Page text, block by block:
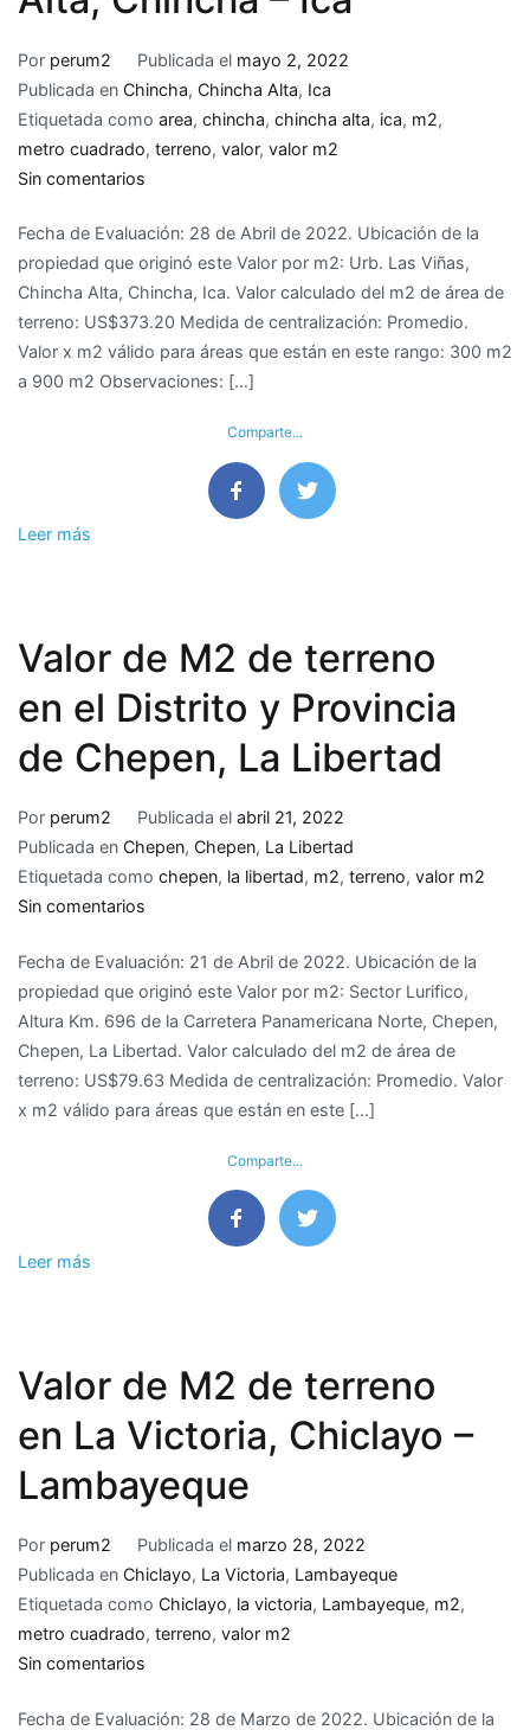
Por perum2 Publicada el mayo 2, 2022
Publicada en Chincha, Chincha Alta, Ica
Etiquetada como area, chincha, chincha alta, ica, m2,
metro cuadrado, terreno, valor, valor m2
Sin comentarios
de
M2
de
terreno
en
Urb.
Fecha de Evaluación: 28 de Abril de 2022. Ubicación de la
propiedad que originó este Valor por m2: Urb. Las Viñas,
Chincha Alta, Chincha, Ica. Valor calculado del m2 de área de
terreno: US$373.20 Medida de centralización: Promedio.
Valor x m2 válido para áreas que están en este rango: 300 m2
a 900 m2 Observaciones: […]
Comparte...
Leer más
Valor de M2 de terreno
en el Distrito y Provincia
de Chepen, La Libertad
Por perum2 Publicada el abril 21, 2022
Publicada en Chepen, Chepen, La Libertad
Etiquetada como chepen, la libertad, m2, terreno, valor m2
Sin comentarios
de
M2
de
terreno
en
el
Provincia
Fecha de Evaluación: 21 de Abril de 2022. Ubicación de la
propiedad que originó este Valor por m2: Sector Lurifico,
Altura Km. 696 de la Carretera Panamericana Norte, Chepen,
Chepen, La Libertad. Valor calculado del m2 de área de
terreno: US$79.63 Medida de centralización: Promedio. Valor
x m2 válido para áreas que están en este […]
Comparte...
Leer más
Valor de M2 de terreno
en La Victoria, Chiclayo –
Lambayeque
Por perum2 Publicada el marzo 28, 2022
Publicada en Chiclayo, La Victoria, Lambayeque
Etiquetada como Chiclayo, la victoria, Lambayeque, m2,
metro cuadrado, terreno, valor m2
Sin comentarios
de
Fecha de Evaluación: 28 de Marzo de 2022. Ubicación de la